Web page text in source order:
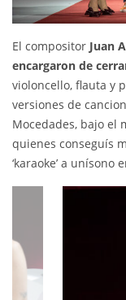
El compositor Juan
encargaron de
violoncello, flauta y
versiones de
Mocedades, bajo el
quienes conseguís
‘karaoke’ a unísono